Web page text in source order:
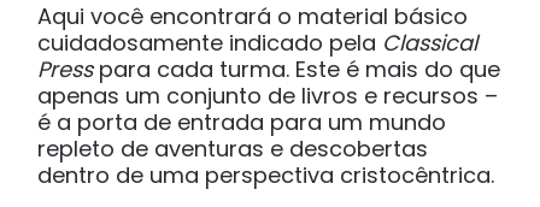
Aqui você encontrará o material básico
cuidadosamente indicado pela Classical
Presspara cada turma. Este é mais do que
apenas um conjunto de livros e recursos –
é a porta de entrada para um mundo
repleto de aventuras e descobertas
dentro de uma perspectiva cristocêntrica.